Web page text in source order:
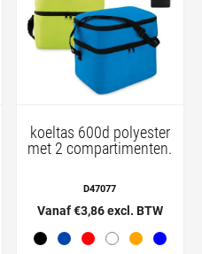
koeltas 600d polyester
met 2 compartimenten.
D47077
Vanaf €3,86 excl. BTW